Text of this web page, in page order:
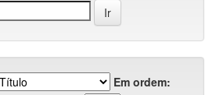
Em ordem: